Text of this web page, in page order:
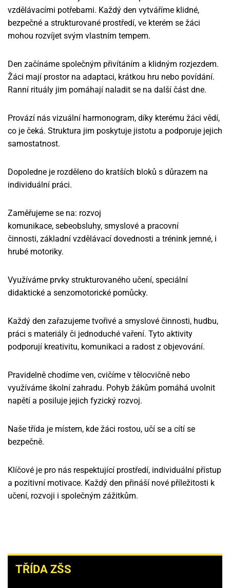
TŘÍDA
ZŠS
TŘÍDA ZŠS
vzdělávacími potřebami. Každý den vytváříme klidné,
bezpečné a strukturované prostředí, ve kterém se žáci
mohou rozvíjet svým vlastním tempem.
Den začínáme společným přivítáním a klidným rozjezdem.
Žáci mají prostor na adaptaci, krátkou hru nebo povídání.
Ranní rituály jim pomáhají naladit se na další část dne.
Provází nás vizuální harmonogram, díky kterému žáci vědí,
co je čeká. Struktura jim poskytuje jistotu a podporuje jejich
samostatnost.
Dopoledne je rozděleno do kratších bloků s důrazem na
individuální práci.
Zaměřujeme se na: rozvoj
komunikace, sebeobsluhy, smyslové a pracovní
činnosti, základní vzdělávací dovednosti a trénink jemné, i
hrubé motoriky.
Využíváme prvky strukturovaného učení, speciální
didaktické a senzomotorické pomůcky.
Každý den zařazujeme tvořivé a smyslové činnosti, hudbu,
práci s materiály či jednoduché vaření. Tyto aktivity
podporují kreativitu, komunikaci a radost z objevování.
Pravidelně chodíme ven, cvičíme v tělocvičně nebo
využíváme školní zahradu. Pohyb žákům pomáhá uvolnit
napětí a posiluje jejich fyzický rozvoj.
Naše třída je místem, kde žáci rostou, učí se a cítí se
bezpečně.
Klíčové je pro nás respektující prostředí, individuální přístup
a pozitivní motivace. Každý den přináší nové příležitosti k
učení, rozvoji i společným zážitkům.